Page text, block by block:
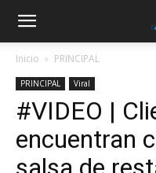
Inicio PRINCIPAL
PRINCIPAL Viral
#VIDEO |
encuentran